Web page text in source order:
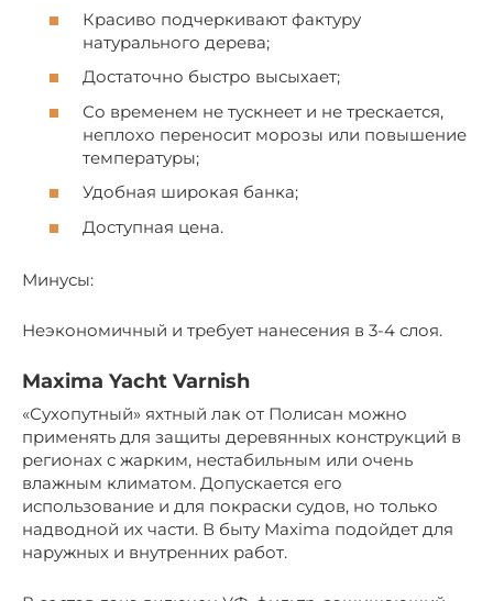
Красиво подчеркивают фактуру
натурального дерева;
Достаточно быстро высыхает;
Со временем не тускнеет и не трескается,
неплохо переносит морозы или повышение
температуры;
Удобная широкая банка;
Доступная цена.
Минусы:
Неэкономичный и требует нанесения в 3-4 слоя.
Maxima Yacht Varnish
«Сухопутный» яхтный лак от Полисан можно
применять для защиты деревянных конструкций в
регионах с жарким, нестабильным или очень
влажным климатом. Допускается его
использование и для покраски судов, но только
надводной их части. В быту Maxima подойдет для
наружных и внутренних работ.